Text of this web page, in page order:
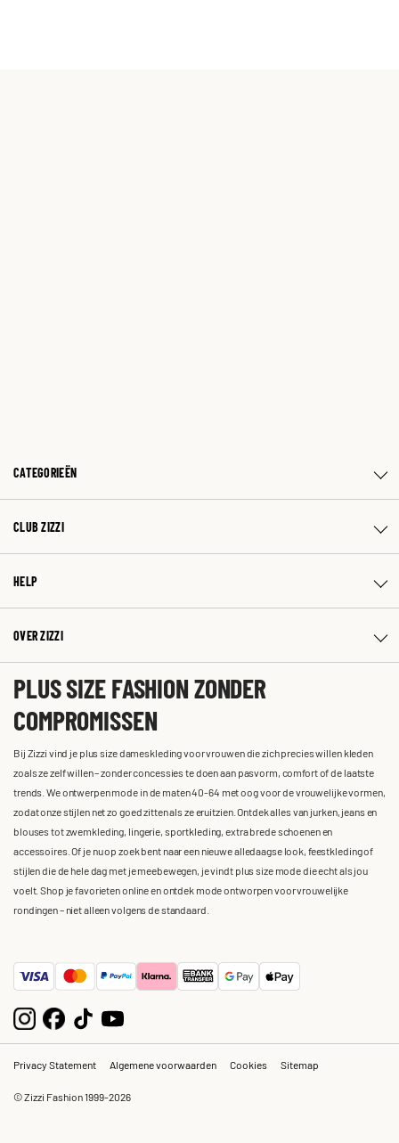
CATEGORIEËN
CLUB ZIZZI
HELP
OVER ZIZZI
PLUS SIZE FASHION ZONDER
COMPROMISSEN
Bij Zizzi vind je plus size dameskleding voor vrouwen die zich precies willen kleden
zoals ze zelf willen – zonder concessies te doen aan pasvorm, comfort of de laatste
trends. We ontwerpen mode in de maten 40-64 met oog voor de vrouwelijke vormen,
zodat onze stijlen net zo goed zitten als ze eruitzien. Ontdek alles van jurken, jeans en
blouses tot zwemkleding, lingerie, sportkleding, extra brede schoenen en
accessoires. Of je nu op zoek bent naar een nieuwe alledaagse look, feestkleding of
stijlen die de hele dag met je meebewegen, je vindt plus size mode die echt als jou
voelt. Shop je favorieten online en ontdek mode ontworpen voor vrouwelijke
rondingen – niet alleen volgens de standaard.
Privacy Statement Algemene voorwaarden Cookies Sitemap
© Zizzi Fashion 1999-2026